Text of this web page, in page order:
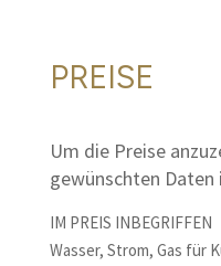
PREISE
Um die Preise
gewünschten Daten
IM PREIS INBEGRIFFEN
Wasser, Strom, Gas für